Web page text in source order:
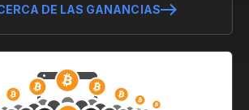
DE LAS GANANCIAS